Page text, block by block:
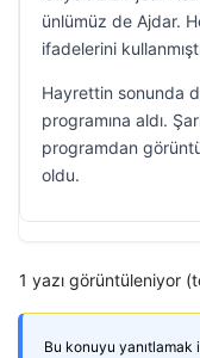
ünlümüz de Ajdar.
ifadelerini
Hayrettin sonunda
programına aldı.
programdan
oldu.
1 yazı görüntüleniyor
Bu konuyu yanıtlamak